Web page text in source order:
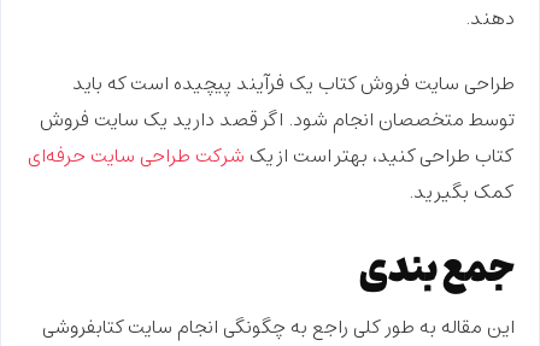
دهند.
طراحی سایت فروش کتاب یک فرآیند پیچیده است که باید
توسط متخصصان انجام شود. اگر قصد دارید یک سایت فروش
کتاب طراحی کنید، بهتر است از یک شرکت طراحی سایت حرفه‌ای
کمک بگیرید.
جمع بندی
این مقاله به طور کلی راجع به چگونگی انجام سایت کتابفروشی